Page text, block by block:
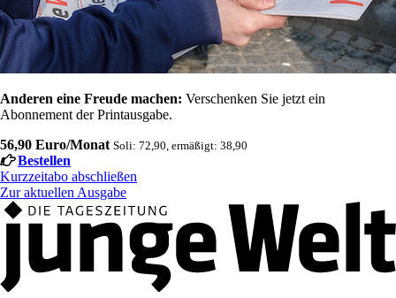
Anderen eine Freude machen: Verschenken Sie jetzt ein
Abonnement der Printausgabe.
56,90 Euro/Monat Soli: 72,90, ermäßigt: 38,90
Bestellen
Kurzzeitabo abschließen
Zur aktuellen Ausgabe